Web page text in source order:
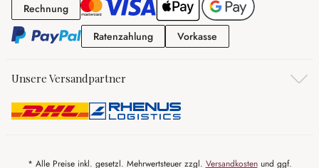
RechnungRechnung
RatenzahlungRatenzahlung
Vorkasse
Unsere Versandpartner
* Alle Preise inkl. gesetzl. Mehrwertsteuer zzgl. Versandkostenund ggf.